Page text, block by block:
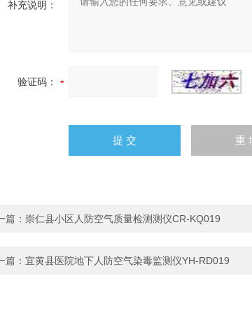
补充说明：
验证码：
篇： 崇仁县小区人防空气质量检测测仪CR-KQ019
篇： 宜黄县医院地下人防空气染毒监测仪YH-RD019